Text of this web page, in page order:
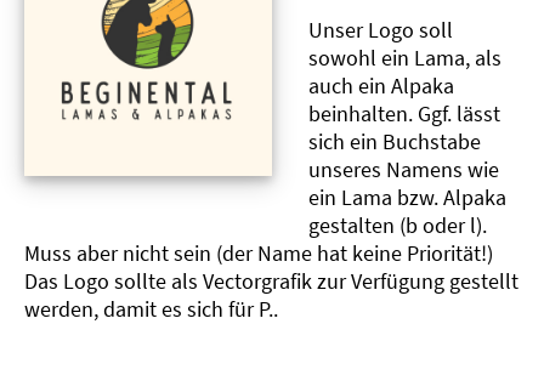
Unser Logo soll
sowohl ein Lama, als
auch ein Alpaka
beinhalten. Ggf. lässt
sich ein Buchstabe
unseres Namens wie
ein Lama bzw. Alpaka
gestalten (b oder l).
Muss aber nicht sein (der Name hat keine Priorität!)
Das Logo sollte als Vectorgrafik zur Verfügung gestellt
werden, damit es sich für P..